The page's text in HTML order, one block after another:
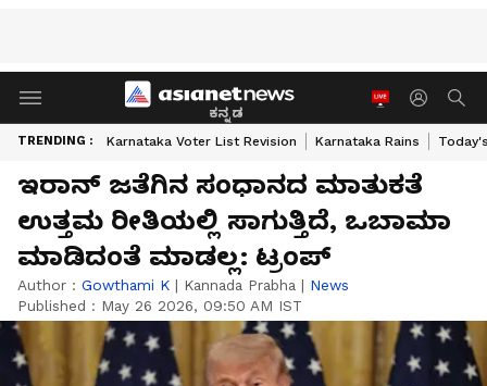
ಕನ್ನಡ
TRENDING : Karnataka Voter List Revision Karnataka Rains
ಇರಾನ್‌ ಜತೆಗಿನ ಸಂಧಾನದ ಮಾತುಕತೆ
ಉತ್ತಮ ರೀತಿಯಲ್ಲಿ ಸಾಗುತ್ತಿದೆ, ಒಬಾಮಾ
ಮಾಡಿದಂತೆ ಮಾಡಲ್ಲ: ಟ್ರಂಪ್
Author : Gowthami K | Kannada Prabha | News
Published : May 26 2026, 09:50 AM IST